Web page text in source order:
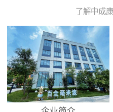
了解中成